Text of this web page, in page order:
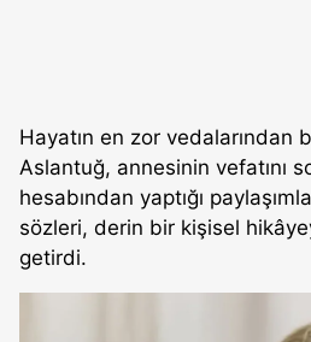
Hayatın en zor vedalarından
Aslantuğ, annesinin vefatını
hesabından yaptığı
sözleri, derin bir kişisel
getirdi.